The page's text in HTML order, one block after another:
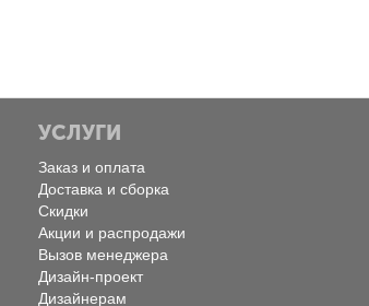
УСЛУГИ
Заказ и оплата
Доставка и сборка
Скидки
Акции и распродажи
Вызов менеджера
Дизайн-проект
Дизайнерам